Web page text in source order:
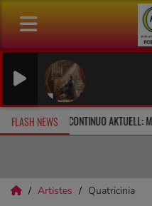
FLASH NEWS
à 10h CONTINUO
Artistes Quatricinia